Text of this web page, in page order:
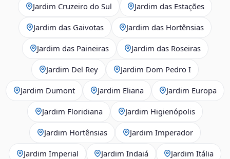
Jardim Cruzeiro do Sul Jardim das Estações
Jardim das Gaivotas Jardim das Hortênsias
Jardim das Paineiras Jardim das Roseiras
Jardim Del Rey Jardim Dom Pedro I
Jardim Dumont Jardim Eliana Jardim Europa
Jardim Floridiana Jardim Higienópolis
Jardim Hortênsias Jardim Imperador
Jardim Imperial Jardim Indaiá Jardim Itália